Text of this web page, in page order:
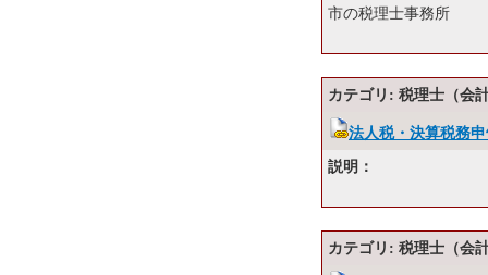
市の税理士事務所
カテゴリ: 税理士（会
法人税・決算税務
説明：
カテゴリ: 税理士（会